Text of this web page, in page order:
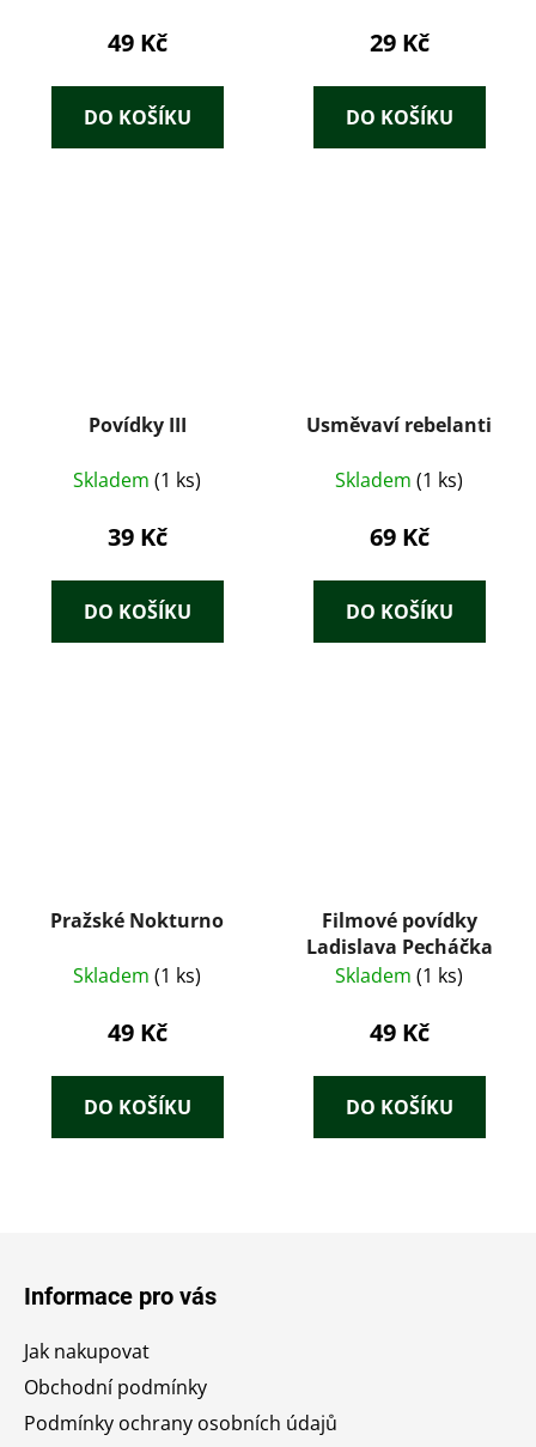
49 Kč
DO KOŠÍKU
29 Kč
DO KOŠÍKU
Povídky III
Skladem (1 ks)
39 Kč
DO KOŠÍKU
Usměvaví rebelanti
Skladem (1 ks)
69 Kč
DO KOŠÍKU
Pražské Nokturno
Skladem (1 ks)
49 Kč
DO KOŠÍKU
Filmové povídky
Ladislava Pecháčka
Skladem (1 ks)
49 Kč
DO KOŠÍKU
Informace pro vás
Jak nakupovat
Obchodní podmínky
Podmínky ochrany osobních údajů